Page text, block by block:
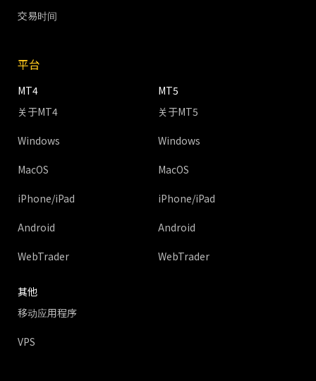
交易时间
平台
MT4
关于MT4
Windows
MacOS
iPhone/iPad
Android
WebTrader
MT5
关于MT5
Windows
MacOS
iPhone/iPad
Android
WebTrader
其他
移动应用程序
VPS